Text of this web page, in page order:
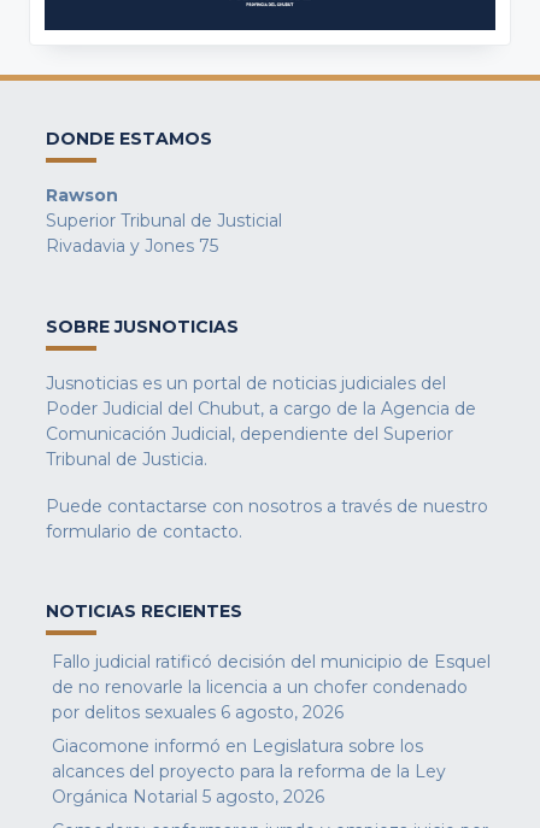
DONDE ESTAMOS
Rawson
Superior Tribunal de Justicial
Rivadavia y Jones 75
SOBRE JUSNOTICIAS
Jusnoticias es un portal de noticias judiciales del
Poder Judicial del Chubut, a cargo de la Agencia de
Comunicación Judicial, dependiente del Superior
Tribunal de Justicia.
Puede contactarse con nosotros a través de nuestro
formulario de contacto.
NOTICIAS RECIENTES
Fallo judicial ratificó decisión del municipio de Esquel
de no renovarle la licencia a un chofer condenado
por delitos sexuales 6 agosto, 2026
Giacomone informó en Legislatura sobre los
alcances del proyecto para la reforma de la Ley
Orgánica Notarial 5 agosto, 2026